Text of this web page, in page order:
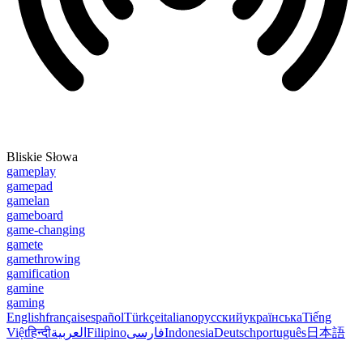
Bliskie Słowa
gameplay
gamepad
gamelan
gameboard
game-changing
gamete
gamethrowing
gamification
gamine
gaming
EnglishfrançaisespañolTürkçeitalianoрусскийукраїнськаTiếng
Việtहिन्दीالعربية FilipinoفارسیIndonesiaDeutschportuguês日本語